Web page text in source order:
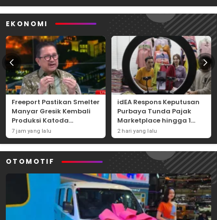
EKONOMI
Freeport Pastikan Smelter
Manyar Gresik Kembali
Produksi Katoda
Tembaga Mulai
September 2026
7 jam yang lalu
idEA Respons Keputusan
Purbaya Tunda Pajak
Marketplace hingga 1
November 2026
2 hari yang lalu
OTOMOTIF